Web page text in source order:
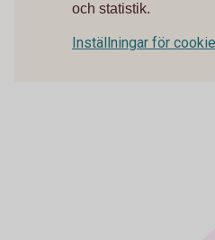
och statistik.
Inställningar för